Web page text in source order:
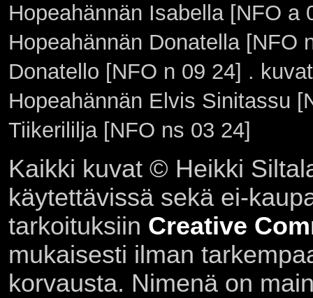
Hopeahännän Isabella [NFO a
Hopeahännän Donatella [NFO
Donatello [NFO n 09 24] .
Hopeahännän Elvis Sinitassu
Tiikerililja [NFO ns 03 24]
Kaikki kuvat © Heikki
käytettävissä sekä ei-
tarkoituksiin Creative
mukaisesti ilman
korvausta. Nimenä on